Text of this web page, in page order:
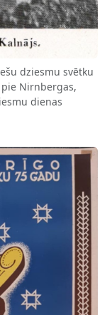
dziesmu svētku
Nirnbergas,
dienas